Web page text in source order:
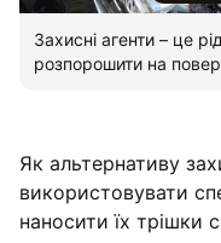
Захисні агенти – це
розпорошити на
Як альтернативу
використовувати
наносити їх трішки